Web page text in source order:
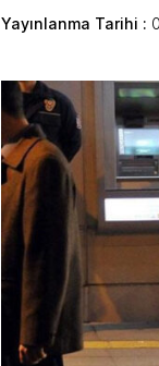
Yayınlanma Tarihi :